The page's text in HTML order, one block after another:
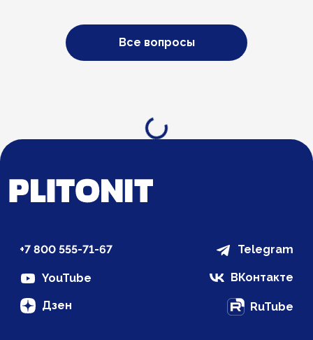
Все вопросы
Загрузка...
+7 800 555-71-67 Telegram
YouTube ВКонтакте
Дзен RuTube